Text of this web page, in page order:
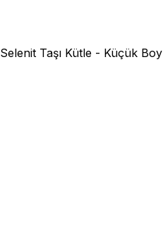
Selenit Taşı Kütle - Küçük Boy